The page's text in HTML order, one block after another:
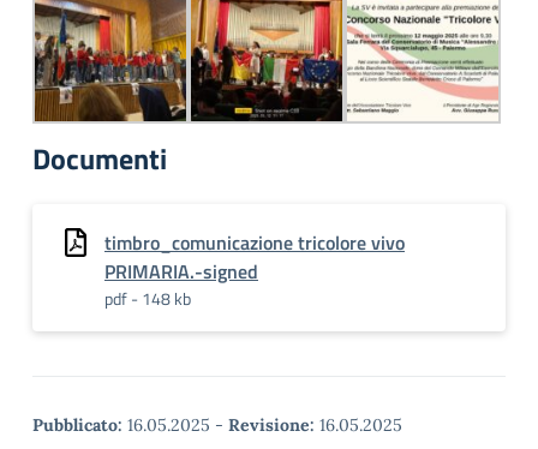
Documenti
timbro_comunicazione tricolore vivo
PRIMARIA.-signed
pdf - 148 kb
Pubblicato: 16.05.2025 - Revisione: 16.05.2025